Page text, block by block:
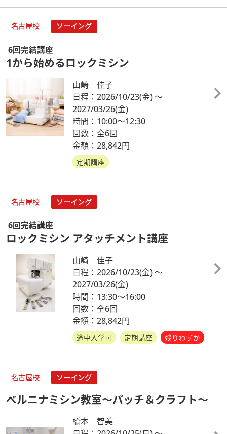
名古屋校 ソーイング
6回完結講座
1から始めるロックミシン
山崎 佳子
日程：2026/10/23(金)～
2027/03/26(金)
時間：10:00～12:30
回数：全6回
金額：28,842円
定期講座
名古屋校 ソーイング
6回完結講座
ロックミシン アタッチメント講座
山崎 佳子
日程：2026/10/23(金)～
2027/03/26(金)
時間：13:30～16:00
回数：全6回
金額：28,842円
途中入学可 定期講座 残りわずか
名古屋校 ソーイング
ベルニナミシン教室～パッチ＆クラフト～
橋本 智美